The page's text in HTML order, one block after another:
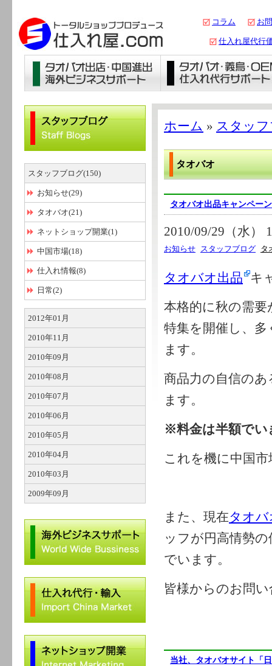
お
コラム
仕入れ屋代行
ホーム » スタッ
タオバオ
タオバオ出品キャンペー
2010/09/29（水）
お知らせ スタッフブログ タ
タオバオ出品
キ
本格的に秋の需
特集を開催し、
ます。
商品力の自信の
ます。
※料金は半額でい
これを機に中国
また、現在タオ
ッフが円高情勢
でいます。
皆様からのお問
当社、タオバオサイト「
スタッフブログ(150)
お知らせ(29)
タオバオ(21)
ネットショップ開業(1)
中国市場(18)
仕入れ情報(8)
日常(2)
2012年01月
2010年11月
2010年09月
2010年08月
2010年07月
2010年06月
2010年05月
2010年04月
2010年03月
2009年09月